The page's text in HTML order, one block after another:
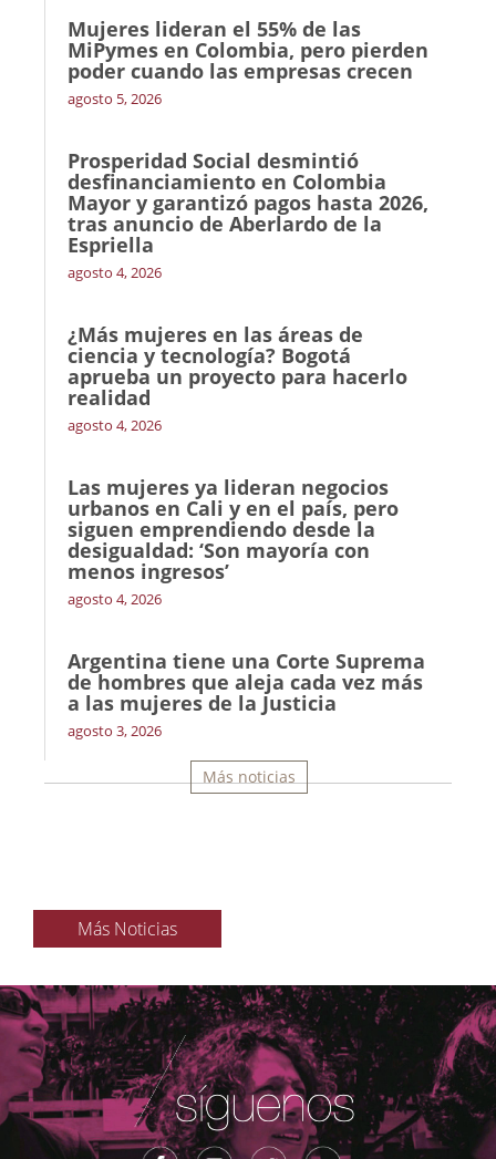
Mujeres lideran el 55% de las
MiPymes en Colombia, pero pierden
poder cuando las empresas crecen
agosto 5, 2026
Prosperidad Social desmintió
desfinanciamiento en Colombia
Mayor y garantizó pagos hasta 2026,
tras anuncio de Aberlardo de la
Espriella
agosto 4, 2026
¿Más mujeres en las áreas de
ciencia y tecnología? Bogotá
aprueba un proyecto para hacerlo
realidad
agosto 4, 2026
Las mujeres ya lideran negocios
urbanos en Cali y en el país, pero
siguen emprendiendo desde la
desigualdad: ‘Son mayoría con
menos ingresos’
agosto 4, 2026
Argentina tiene una Corte Suprema
de hombres que aleja cada vez más
a las mujeres de la Justicia
agosto 3, 2026
Más noticias
Más Noticias